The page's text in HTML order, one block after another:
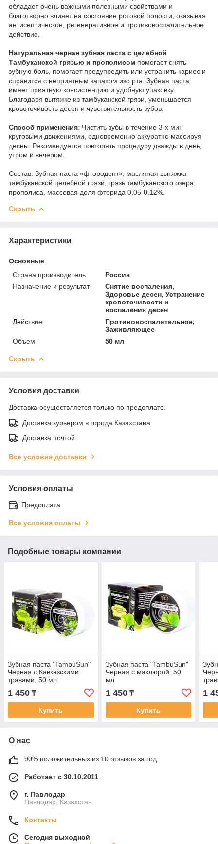
обладает очень важными полезными свойствами и
благотворно влияет на состояние ротовой полости, оказывая
антисептическое, регенеративное и противовоспалительное
действие.
Натуральная черная зубная паста с целебной
Тамбуканской грязью и прополисом помогает снять
зубную боль, помогает предупредить или устранить кариес и
справится с неприятным запахом изо рта. Зубная паста
имеет приятную консистенцию и удобную упаковку.
Благодаря вытяжке из тамбуканской грязи, уменьшается
кровоточивость десен и чувствительность зубов.
Способ применения: Чистить зубы в течение 3-х мин
круговыми движениями, одновременно аккуратно массируя
десны. Рекомендуется повторять процедуру дважды в день,
утром и вечером.
Состав: Зубная паста «фтородент», масляная вытяжка
тамбуканской целебной грязи, грязь тамбуканского озера,
прополиса, массовая доля фторида 0,05-0,12%.
Скрыть
Характеристики
Основные
Страна производитель
Россия
Назначение и результат
Снятие воспаления,
Здоровье десен, Устранение
кровоточивости и
воспаления десен
Действие
Противовоспалительное,
Заживляющее
Объем
50 мл
Скрыть
Условия доставки
Доставка осуществляется только по предоплате.
Доставка курьером в города Казахстана
Доставка почтой
Все условия доставки
Условия оплаты
Предоплата
Все условия оплаты
Подобные товары компании
Зубная паста "TambuSun"
Черная с Кавказскими
травами, 50 мл.
1 450 ₸
Купить
Зубная паста "TambuSun"
Черная с маклюрой. 50
мл
1 450₸
Купить
1
О нас
90% положительных из 10 отзывов за год
Работает с 30.10.2011
г. Павлодар
Павлодар, Казахстан
Контакты
Сегодня выходной